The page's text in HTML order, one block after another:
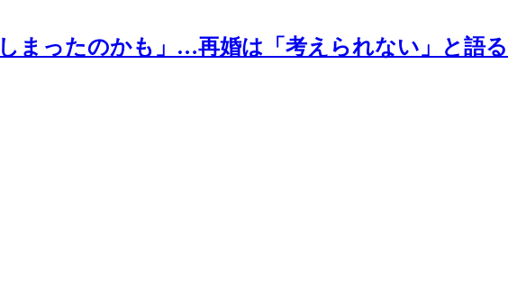
まったのかも」…再婚は「考えられない」と語る